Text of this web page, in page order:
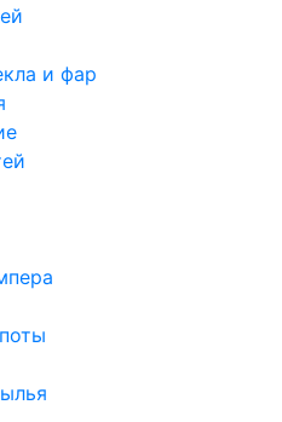
и фар